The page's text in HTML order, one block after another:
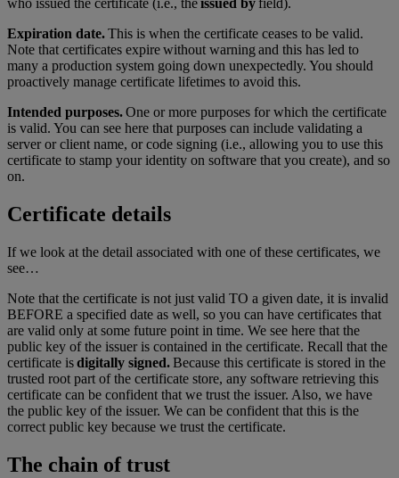
Expiration date.This is when the certificate ceases to be valid.
Note that certificates expire without warning and this has led to
many a production system going down unexpectedly. You should
proactively manage certificate lifetimes to avoid this.
Intended purposes.One or more purposes for which the certificate
is valid. You can see here that purposes can include validating a
server or client name, or code signing (i.e., allowing you to use this
certificate to stamp your identity on software that you create), and so
on.
Certificate details
If we look at the detail associated with one of these certificates, we
see…
Note that the certificate is not just valid TO a given date, it is invalid
BEFORE a specified date as well, so you can have certificates that
are valid only at some future point in time. We see here that the
public key of the issuer is contained in the certificate. Recall that the
certificate isdigitally signed.Because this certificate is stored in the
trusted root part of the certificate store, any software retrieving this
certificate can be confident that we trust the issuer. Also, we have
the public key of the issuer. We can be confident that this is the
correct public key because we trust the certificate.
The chain of trust